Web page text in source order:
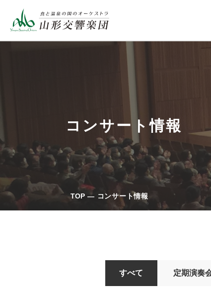
コンサート情報
TOP コンサート情報
すべて 定期演奏